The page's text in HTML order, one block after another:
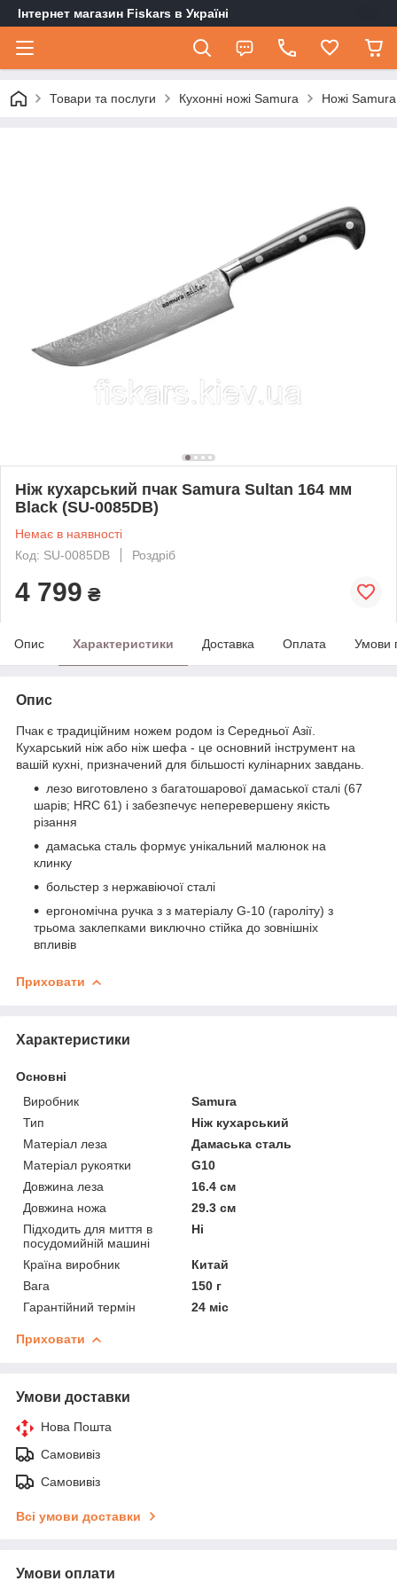
Інтернет магазин Fiskars в Україні
Товари та послуги Кухонні ножі Samura Ножі
Ніж кухарський пчак Samura Sultan 164 мм
Black (SU-0085DB)
Немає в наявності
Код: SU-0085DB
Роздріб
4 799 ₴
Опис Характеристики Доставка Оплата Умови
Опис
Пчак є традиційним ножем родом із Середньої Азії.
Кухарський ніж або ніж шефа - це основний інструмент на
вашій кухні, призначений для більшості кулінарних завдань.
лезо виготовлено з багатошарової дамаської сталі (67
шарів; HRC 61) і забезпечує неперевершену якість
різання
дамаська сталь формує унікальний малюнок на
клинку
больстер з нержавіючої сталі
ергономічна ручка з з матеріалу G-10 (гароліту) з
трьома заклепками виключно стійка до зовнішніх
впливів
Приховати
Характеристики
Основні
Виробник
Samura
Тип
Ніж кухарський
Матеріал леза
Дамаська сталь
Матеріал рукоятки
G10
Довжина леза
16.4 см
Довжина ножа
29.3 см
Підходить для миття в
посудомийній машині
Ні
Країна виробник
Китай
Вага
150 г
Гарантійний термін
24 міс
Приховати
Умови доставки
Нова Пошта
Самовивіз
Самовивіз
Всі умови доставки
Умови оплати